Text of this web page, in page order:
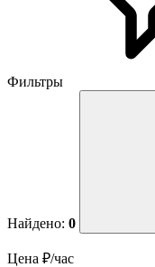
Фильтры
Найдено: 0
Цена ₽/час